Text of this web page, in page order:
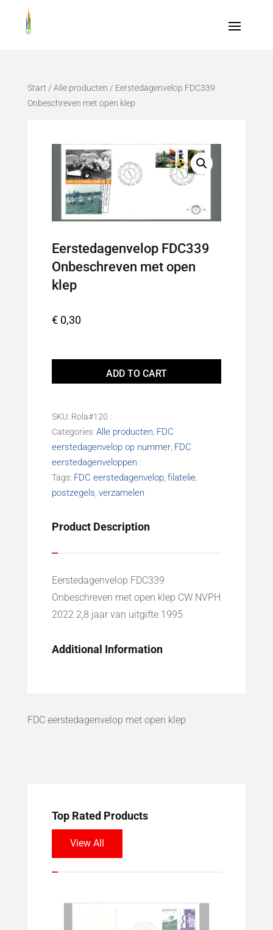
Start / Alle producten / Eerstedagenvelop FDC339
Onbeschreven met open klep
Eerstedagenvelop FDC339
Onbeschreven met open
klep
€0,30
Eerstedagenvelop
Onbeschreven
open
quantity
ADD TO CART
SKU: Rola#120
Categories: Alle producten, FDC
eerstedagenvelop op nummer, FDC
eerstedagenveloppen
Tags: FDC eerstedagenvelop, filatelie,
postzegels verzamelen
Product Description
Eerstedagenvelop FDC339
Onbeschreven met open klep CW NVPH
2022 2,8 jaar van uitgifte 1995
Additional Information
FDC eerstedagenvelop met open klep
Top Rated Products
View All